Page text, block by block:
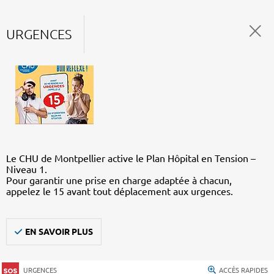
URGENCES
Le CHU de Montpellier active le Plan Hôpital en Tension –
Niveau 1.
Pour garantir une prise en charge adaptée à chacun,
appelez le 15 avant tout déplacement aux urgences.
EN SAVOIR PLUS
URGENCES ACCÈS RAPIDES